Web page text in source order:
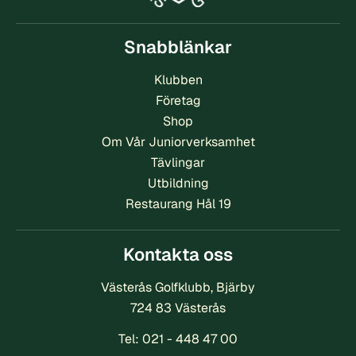
Snabblänkar
Klubben
Företag
Shop
Om Vår Juniorverksamhet
Tävlingar
Utbildning
Restaurang Hål 19
Kontakta oss
Västerås Golfklubb, Bjärby
724 83 Västerås
Tel: 021 - 448 47 00